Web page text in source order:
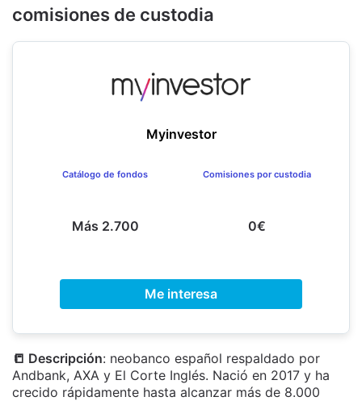
comisiones de custodia
Myinvestor
Catálogo de fondos
Más 2.700
Comisiones por custodia
0€
Me interesa
📒 Descripción: neobanco español respaldado por
Andbank, AXA y El Corte Inglés. Nació en 2017 y ha
crecido rápidamente hasta alcanzar más de 8.000